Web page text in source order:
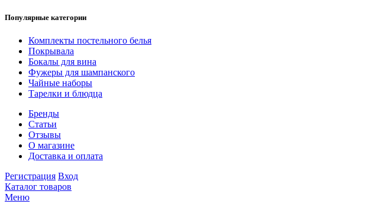
Популярные категории
Комплекты постельного белья
Покрывала
Бокалы для вина
Фужеры для шампанского
Чайные наборы
Тарелки и блюдца
Бренды
Статьи
Отзывы
О магазине
Доставка и оплата
Регистрация Вход
Каталог товаров
Меню